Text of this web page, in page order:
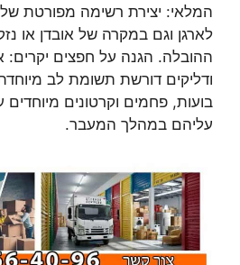
המלאי: יצירת רשימה מפורטת
לארגן וגם במקרה של אובדן או
ההובלה. הגנה על חפצים יקרים:
ודליקים דורשת תשומת לב
בועות, פחמים וקרטונים מיוחדים
עליהם במהלך המעבר.